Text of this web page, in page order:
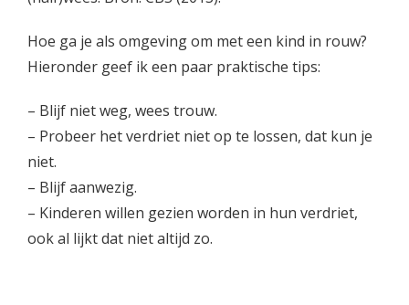
Hoe ga je als omgeving om met een kind in rouw?
Hieronder geef ik een paar praktische tips:
– Blijf niet weg, wees trouw.
– Probeer het verdriet niet op te lossen, dat kun je
niet.
– Blijf aanwezig.
– Kinderen willen gezien worden in hun verdriet,
ook al lijkt dat niet altijd zo.